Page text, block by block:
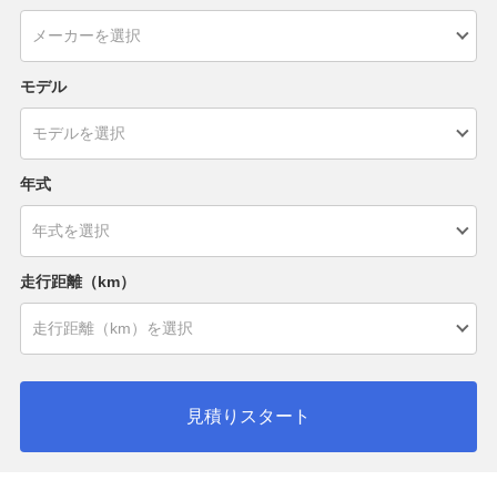
モデル
年式
走行距離（km）
見積りスタート